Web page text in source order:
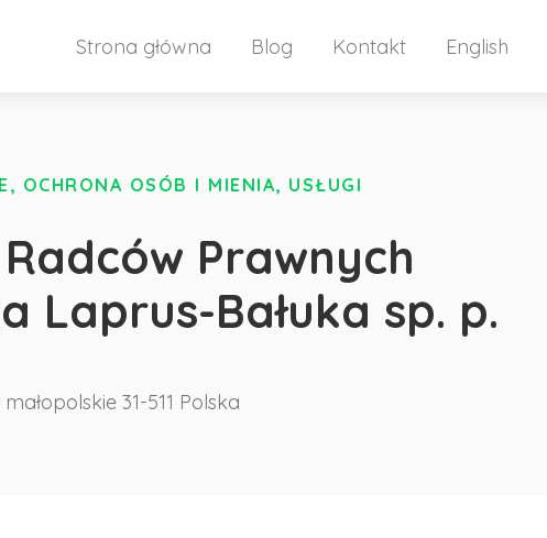
Strona główna Blog Kontakt English
OCHRONA OSÓB I MIENIA, USŁUGI
Prawnych
Laprus-Bałuka sp. p.
31-511 Polska